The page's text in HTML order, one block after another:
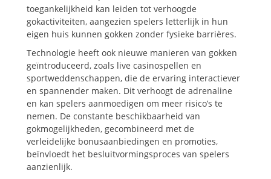
toegankelijkheid kan leiden tot verhoogde
gokactiviteiten, aangezien spelers letterlijk in hun
eigen huis kunnen gokken zonder fysieke barrières.
Technologie heeft ook nieuwe manieren van gokken
geïntroduceerd, zoals live casinospellen en
sportweddenschappen, die de ervaring interactiever
en spannender maken. Dit verhoogt de adrenaline
en kan spelers aanmoedigen om meer risico’s te
nemen. De constante beschikbaarheid van
gokmogelijkheden, gecombineerd met de
verleidelijke bonusaanbiedingen en promoties,
beïnvloedt het besluitvormingsproces van spelers
aanzienlijk.